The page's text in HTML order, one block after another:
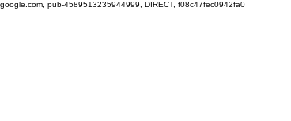
google.com, pub-4589513235944999, DIRECT, f08c47fec0942fa0